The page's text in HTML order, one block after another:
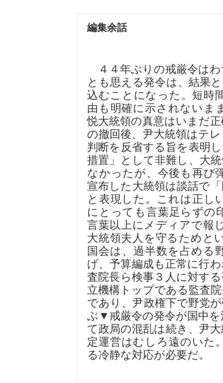
編集余話
４４年ぶりの戒厳令は
とも思える発令は、結果
込むことになった。短時
由も明確に示されないま
悦大統領の真意はいまだ
の撤回後、尹大統領はテ
判断を反省する旨を表明
措置」として非難し、大
なかったが、今後も再び
宣布した大統領は談話で
と表現した。これは正し
にとっても言葉足らずの
言葉以上にメディアで報
大統領夫人を守るためと
国会は、過半数を占める
げ、予算編成も正常に行
査院長ら検事３人に対す
立機構トップである監査
であり、尹政権下で野党
ぶ▼戒厳令の発令が国中
て政局の混乱は続き、尹
定運営はむしろ遠のいた
る冷静な対応が必要だ。